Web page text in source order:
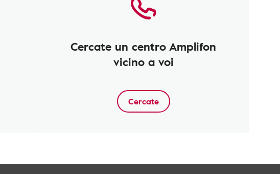
Cercate un centro Amplifon
vicino a voi
Cercate